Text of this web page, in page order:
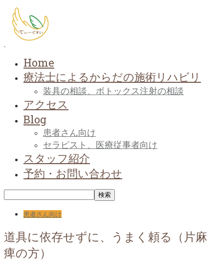
Home
療法士によるからだの施術リハビリ
装具の相談、ボトックス注射の相談
アクセス
Blog
患者さん向け
セラピスト、医療従事者向け
スタッフ紹介
予約・お問い合わせ
患者さん向け
道具に依存せずに、うまく頼る（片麻
痺の方）